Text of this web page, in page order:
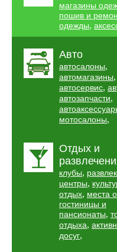
магазины
пошив и
одежды,
Авто
автосалоны,
автомагазины,
автосервис,
автозапчасти,
мотосалоны,
Отдых и
клубы,
центры,
отдых, места
гостиницы и
пансионаты,
отдыха,
досуг,